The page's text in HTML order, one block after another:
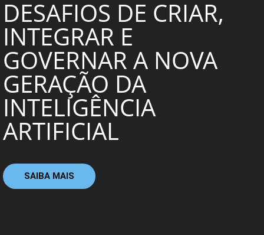
DESAFIOS DE CRIAR,
INTEGRAR E
GOVERNAR A NOVA
GERAÇÃO DA
INTELIGÊNCIA
ARTIFICIAL
SAIBA MAIS